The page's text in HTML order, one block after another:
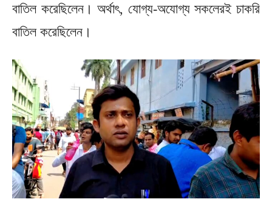
বাতিল করেছিলেন। অর্থাৎ, যোগ্য-অযোগ্য সকলেরই চাকরি
বাতিল করেছিলেন।